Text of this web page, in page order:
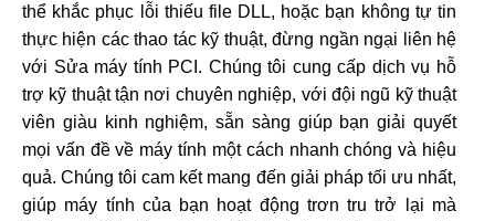
thể khắc phục lỗi thiếu file DLL, hoặc bạn không tự tin
thực hiện các thao tác kỹ thuật, đừng ngần ngại liên hệ
với Sửa máy tính PCI. Chúng tôi cung cấp dịch vụ hỗ
trợ kỹ thuật tận nơi chuyên nghiệp, với đội ngũ kỹ thuật
viên giàu kinh nghiệm, sẵn sàng giúp bạn giải quyết
mọi vấn đề về máy tính một cách nhanh chóng và hiệu
quả. Chúng tôi cam kết mang đến giải pháp tối ưu nhất,
giúp máy tính của bạn hoạt động trơn tru trở lại mà